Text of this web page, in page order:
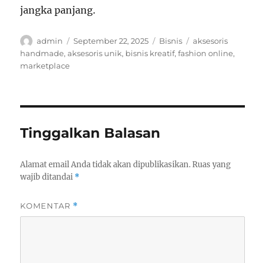
jangka panjang.
Author
admin
Posted
on
September 22, 2025 Categories
Bisnis Tags
aksesoris
handmade,aksesoris unik, bisnis kreatif,fashion online,
marketplace
Tinggalkan Balasan
Alamat email Anda tidak akan dipublikasikan. Ruas yang
wajib ditandai *
KOMENTAR *